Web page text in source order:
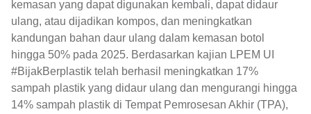
kemasan yang dapat digunakan kembali, dapat didaur
ulang, atau dijadikan kompos, dan meningkatkan
kandungan bahan daur ulang dalam kemasan botol
hingga 50% pada 2025. Berdasarkan kajian LPEM UI
#BijakBerplastik telah berhasil meningkatkan 17%
sampah plastik yang didaur ulang dan mengurangi hingga
14% sampah plastik di Tempat Pemrosesan Akhir (TPA),